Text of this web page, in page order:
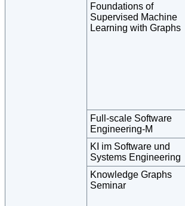
Foundations of
Supervised Machine
Learning with Graphs
Full-scale Software
Engineering-M
KI im Software und
Systems Engineering
Knowledge Graphs
Seminar